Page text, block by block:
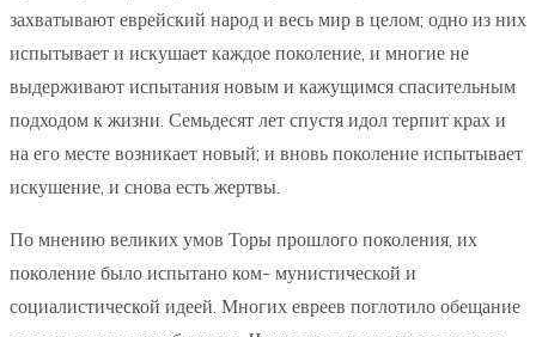
захватывают еврейский народ и весь мир в целом; одно из них
испытывает и искушает каждое поколение, и многие не
выдерживают испытания новым и кажущимся спасительным
подходом к жизни. Семьдесят лет спустя идол терпит крах и
на его месте возникает новый; и вновь поколение испытывает
искушение, и снова есть жертвы.
По мнению великих умов Торы прошлого поколения, их
поколение было испытано ком- мунистической и
социалистической идеей. Многих евреев поглотило обещание